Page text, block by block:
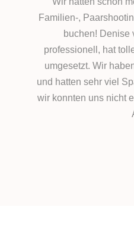
Familien-,
buchen! Denise
professionell, hat
umgesetzt. Wir
und hatten sehr viel
wir konnten uns nicht